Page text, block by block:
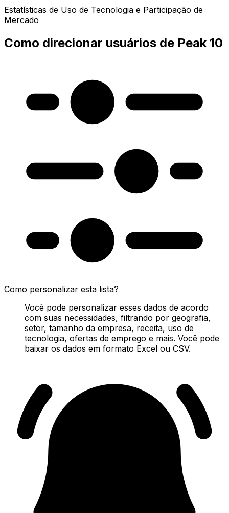
Estatísticas de Uso de Tecnologia e Participação de
Mercado
Como direcionar usuários de Peak 10
Como personalizar esta lista?
Você pode personalizar esses dados de acordo
com suas necessidades, filtrando por geografia,
setor, tamanho da empresa, receita, uso de
tecnologia, ofertas de emprego e mais. Você pode
baixar os dados em formato Excel ou CSV.